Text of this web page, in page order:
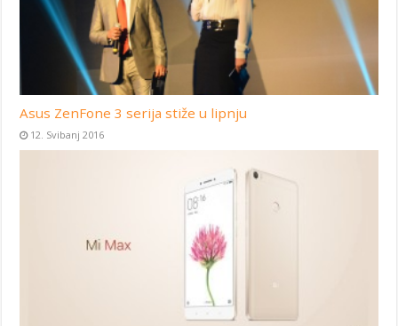
Asus ZenFone 3 serija stiže u lipnju
12. Svibanj 2016